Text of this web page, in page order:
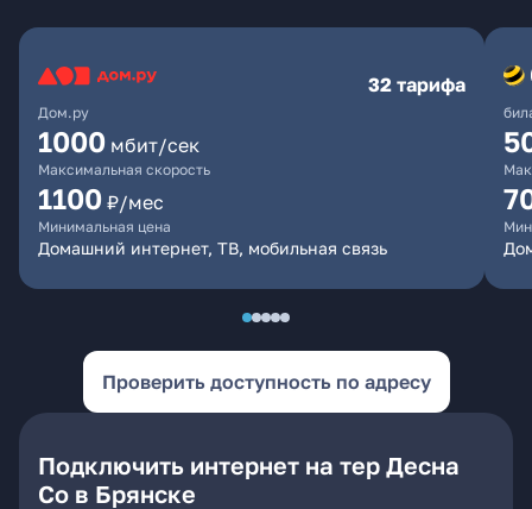
Дом.ру
32 тарифа
1000 мбит/сек
Максимальная скорость
1100 ₽/мес
Минимальная цена
Домашний интернет, ТВ, мобильная связь
Проверить доступность по адресу
Подключить интернет на тер Десна
Со в Брянске